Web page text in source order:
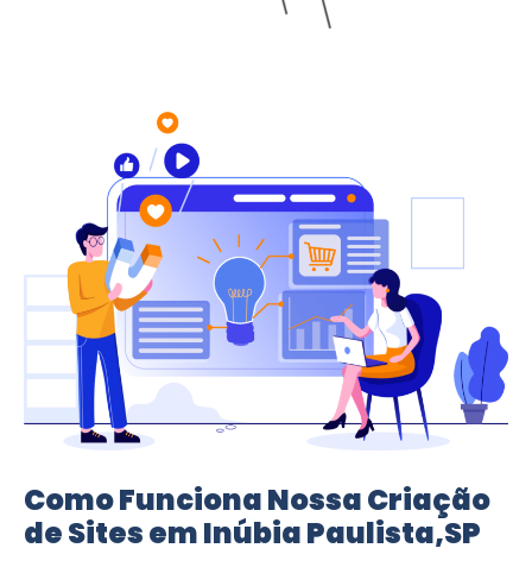
Como Funciona Nossa Criação
de Sites em Inúbia Paulista,SP